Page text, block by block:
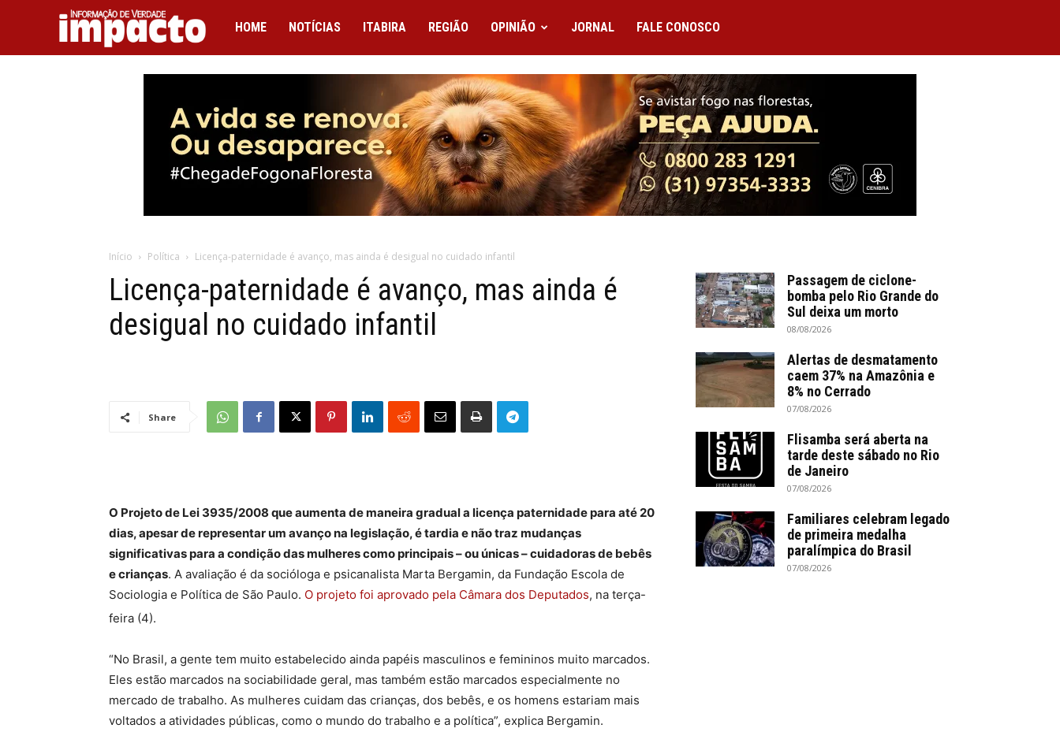
IMPACTO
HOME NOTÍCIAS ITABIRA REGIÃO OPINIÃO JORNAL FALE CONOSCO
Início Política Licença-paternidade é avanço, mas ainda é desigual no cuidado infantil
Licença-paternidade é avanço, mas ainda é
desigual no cuidado infantil
Share
O Projeto de Lei 3935/2008 que aumenta de maneira gradual a licença paternidade para até 20
dias, apesar de representar um avanço na legislação, é tardia e não traz mudanças
significativas para a condição das mulheres como principais – ou únicas – cuidadoras de bebês
e crianças. A avaliação é da socióloga e psicanalista Marta Bergamin, da Fundação Escola de
Sociologia e Política de São Paulo. O projeto foi aprovado pela Câmara dos Deputados, na terça-
feira (4).
“No Brasil, a gente tem muito estabelecido ainda papéis masculinos e femininos muito marcados.
Eles estão marcados na sociabilidade geral, mas também estão marcados especialmente no
mercado de trabalho. As mulheres cuidam das crianças, dos bebês, e os homens estariam mais
voltados a atividades públicas, como o mundo do trabalho e a política”, explica Bergamin.
Passagem de ciclone-
bomba pelo Rio Grande do
Sul deixa um morto
08/08/2026
Alertas de desmatamento
caem 37% na Amazônia e
8% no Cerrado
07/08/2026
Flisamba será aberta na
tarde deste sábado no Rio
de Janeiro
07/08/2026
Familiares celebram legado
de primeira medalha
paralímpica do Brasil
07/08/2026